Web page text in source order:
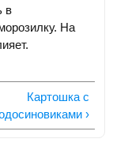
в
На
Картошка с
›